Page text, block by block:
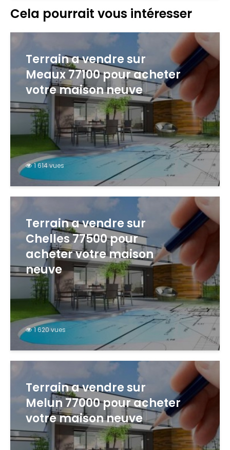
Cela pourrait vous intéresser
Terrain a vendre sur
Meaux 77100 pour acheter
votre maison neuve
1 614 vues
Terrain a vendre sur
Chelles 77500 pour
acheter votre maison
neuve
1 620 vues
Terrain a vendre sur
Melun 77000 pour acheter
votre maison neuve